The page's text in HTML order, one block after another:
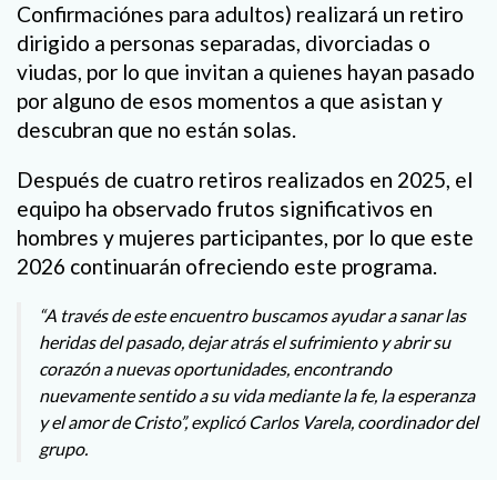
Confirmaciónes para adultos) realizará un retiro
dirigido a personas separadas, divorciadas o
viudas, por lo que invitan a quienes hayan pasado
por alguno de esos momentos a que asistan y
descubran que no están solas.
Después de cuatro retiros realizados en 2025, el
equipo ha observado frutos significativos en
hombres y mujeres participantes, por lo que este
2026 continuarán ofreciendo este programa.
“A través de este encuentro buscamos ayudar a sanar las
heridas del pasado, dejar atrás el sufrimiento y abrir su
corazón a nuevas oportunidades, encontrando
nuevamente sentido a su vida mediante la fe, la esperanza
y el amor de Cristo”, explicó Carlos Varela, coordinador del
grupo.